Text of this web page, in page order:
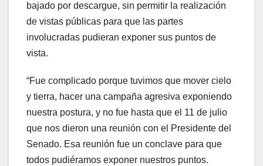
bajado por descargue, sin permitir la realización
de vistas públicas para que las partes
involucradas pudieran exponer sus puntos de
vista.
“Fue complicado porque tuvimos que mover cielo
y tierra, hacer una campaña agresiva exponiendo
nuestra postura, y no fue hasta que el 11 de julio
que nos dieron una reunión con el Presidente del
Senado. Esa reunión fue un conclave para que
todos pudiéramos exponer nuestros puntos.